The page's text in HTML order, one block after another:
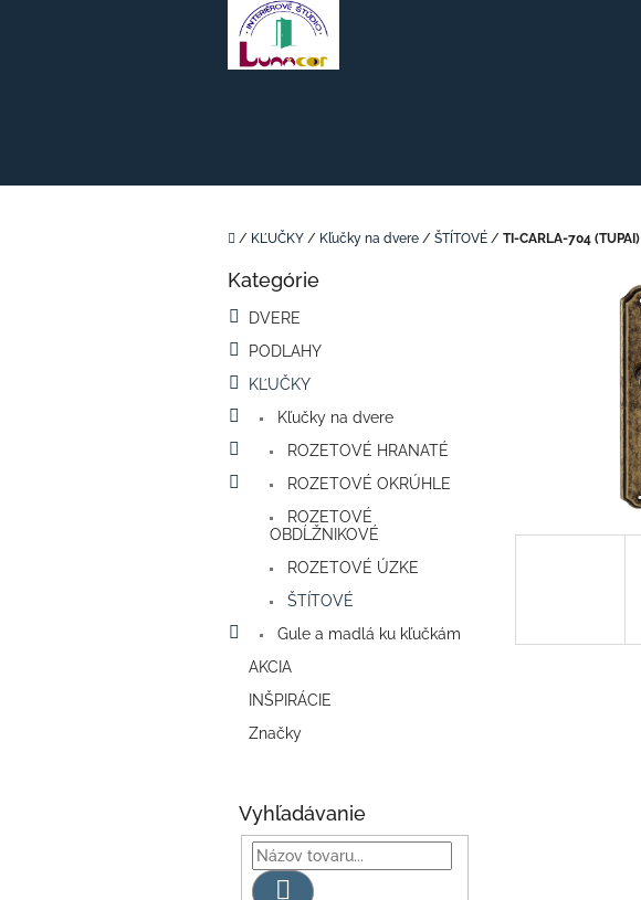
Domov
/ KĽUČKY / Kľučky na dvere / ŠTÍTOVÉ / TI-CARLA-704 (TUPAI)
Preskočiť
Kategórie
DVERE
PODLAHY
KĽUČKY
Kľučky na dvere
ROZETOVÉ HRANATÉ
ROZETOVÉ OKRÚHLE
ROZETOVÉ
OBDĹŽNIKOVÉ
ROZETOVÉ ÚZKE
ŠTÍTOVÉ
Gule a madlá ku kľučkám
AKCIA
INŠPIRÁCIE
Značky
Vyhľadávanie
Hľadať